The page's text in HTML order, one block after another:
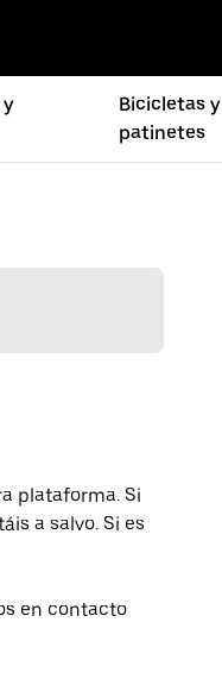
y
Bicicletas y
patinetes
plataforma. Si
a salvo. Si es
en contacto